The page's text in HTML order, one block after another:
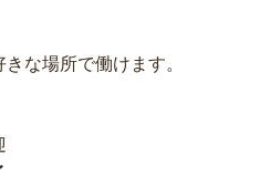
な場所で働けます。